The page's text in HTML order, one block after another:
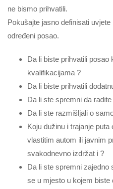
ne bismo prihvatili.
Pokušajte jasno definisati
određeni posao.
Da li biste prihvatili posao
kvalifikacijama ?
Da li biste prihvatili
Da li ste spremni da
Da li ste razmišljali o
Koju dužinu i trajanje
vlastitim autom ili javnim
svakodnevno izdržat i ?
Da li ste spremni zajedno
se u mjesto u kojem biste